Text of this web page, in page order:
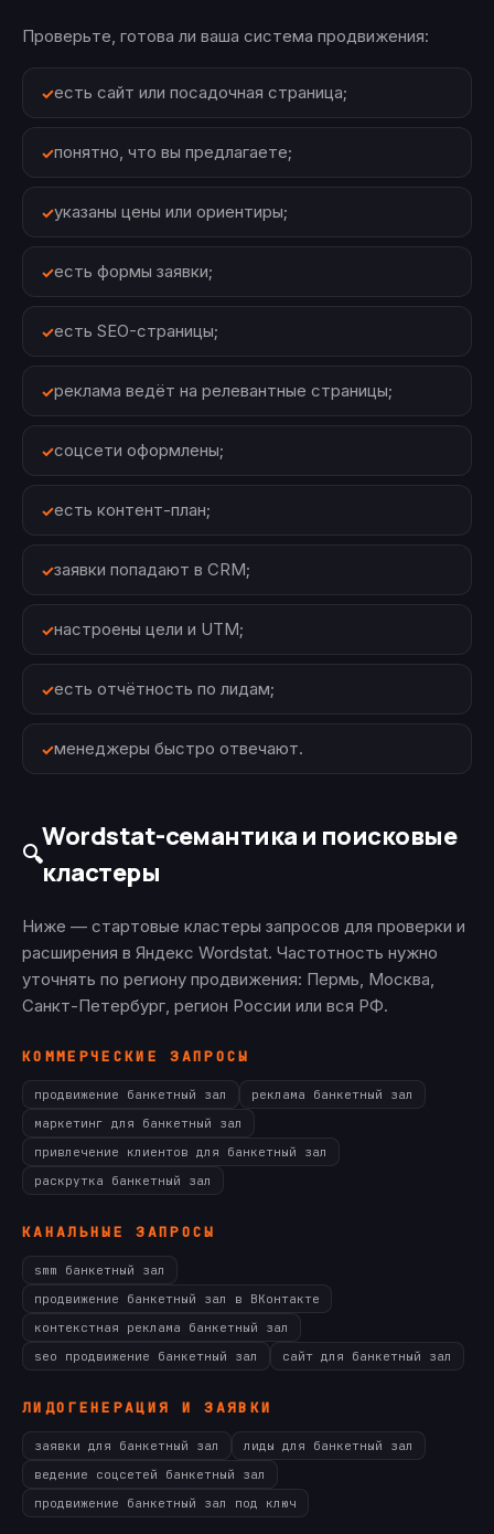
Проверьте, готова ли ваша система продвижения:
есть сайт или посадочная страница;
понятно, что вы предлагаете;
указаны цены или ориентиры;
есть формы заявки;
есть SEO-страницы;
реклама ведёт на релевантные страницы;
соцсети оформлены;
есть контент-план;
заявки попадают в CRM;
настроены цели и UTM;
есть отчётность по лидам;
менеджеры быстро отвечают.
🔍
Wordstat-семантика и поисковые
кластеры
Ниже — стартовые кластеры запросов для проверки и
расширения в Яндекс Wordstat. Частотность нужно
уточнять по региону продвижения: Пермь, Москва,
Санкт-Петербург, регион России или вся РФ.
КОММЕРЧЕСКИЕ ЗАПРОСЫ
продвижение банкетный зал
реклама банкетный зал
маркетинг для банкетный зал
привлечение клиентов для банкетный зал
раскрутка банкетный зал
КАНАЛЬНЫЕ ЗАПРОСЫ
smm банкетный зал
продвижение банкетный зал в ВКонтакте
контекстная реклама банкетный зал
seo продвижение банкетный зал
сайт для банкетный зал
ЛИДОГЕНЕРАЦИЯ И ЗАЯВКИ
заявки для банкетный зал
лиды для банкетный зал
ведение соцсетей банкетный зал
продвижение банкетный зал под ключ